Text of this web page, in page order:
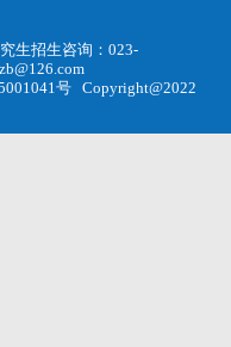
生招生咨询：023-
号Copyright@2022